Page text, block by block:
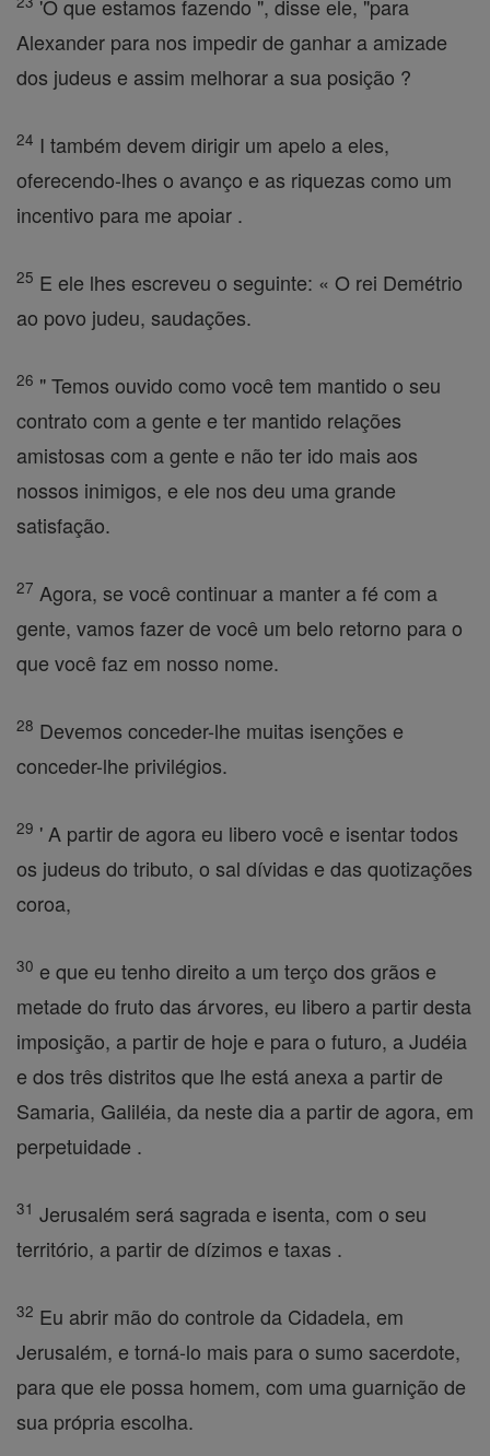
'O que estamos fazendo ", disse ele, "para
Alexander para nos impedir de ganhar a amizade
dos judeus e assim melhorar a sua posição ?
24 I também devem dirigir um apelo a eles,
oferecendo-lhes o avanço e as riquezas como um
incentivo para me apoiar .
25 E ele lhes escreveu o seguinte: « O rei Demétrio
ao povo judeu, saudações.
26 " Temos ouvido como você tem mantido o seu
contrato com a gente e ter mantido relações
amistosas com a gente e não ter ido mais aos
nossos inimigos, e ele nos deu uma grande
satisfação.
27 Agora, se você continuar a manter a fé com a
gente, vamos fazer de você um belo retorno para o
que você faz em nosso nome.
28 Devemos conceder-lhe muitas isenções e
conceder-lhe privilégios.
29 ' A partir de agora eu libero você e isentar todos
os judeus do tributo, o sal dívidas e das quotizações
coroa,
30 e que eu tenho direito a um terço dos grãos e
metade do fruto das árvores, eu libero a partir desta
imposição, a partir de hoje e para o futuro, a Judéia
e dos três distritos que lhe está anexa a partir de
Samaria, Galiléia, da neste dia a partir de agora, em
perpetuidade .
31 Jerusalém será sagrada e isenta, com o seu
território, a partir de dízimos e taxas .
32 Eu abrir mão do controle da Cidadela, em
Jerusalém, e torná-lo mais para o sumo sacerdote,
para que ele possa homem, com uma guarnição de
sua própria escolha.